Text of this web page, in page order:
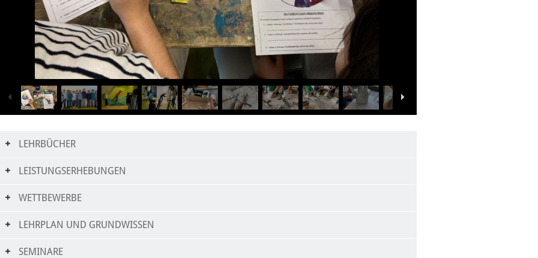
LEHRBÜCHER
LEISTUNGSERHEBUNGEN
WETTBEWERBE
LEHRPLAN UND GRUNDWISSEN
SEMINARE